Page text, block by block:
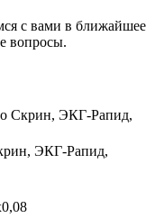
с вами в ближайшее
вопросы.
Скрин, ЭКГ-Рапид,
ЭКГ-Рапид,